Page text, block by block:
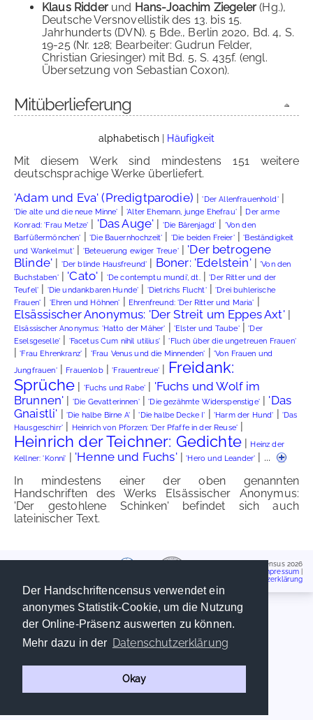
Der Handschriftencensus verwendet ein
anonymes Statistik-Cookie, um die Nutzung
der Online-Präsenz auswerten zu können.
Mehr dazu in der Datenschutzerklärung
Okay
Klaus Ridderund Hans-Joachim Ziegeler(Hg.),
Deutsche Versnovellistik des 13. bis 15.
Jahrhunderts (DVN). 5 Bde., Berlin 2020, Bd. 4, S.
19-25 (Nr. 128; Bearbeiter: Gudrun Felder,
Christian Griesinger) mit Bd. 5, S. 435f. (engl.
Übersetzung von Sebastian Coxon).
Mitüberlieferung
alphabetisch| Häufigkeit
Mit diesem Werk sind mindestens 151 weitere
deutschsprachige Werke überliefert.
'Adam und Eva' (Predigtparodie) |'Der Allenfrauenhold'|
'Die alte und die neue Minne' |'Alter Ehemann, junge Ehefrau'| Der arme
Konrad: 'Frau Metze' | 'Das Auge' | 'Die Bärenjagd' | 'Von den
Barfüßermönchen' |'Die Bauernhochzeit' | 'Die beiden Freier'|'Beständigkeit
und Wankelmut' | 'Beteuerung ewiger Treue'| 'Der betrogene
Blinde' | 'Der blinde Hausfreund' | Boner: 'Edelstein'|'Von den
Buchstaben'| 'Cato' | 'De contemptu mundi', dt.|'Der Ritter und der
Teufel' | 'Die undankbaren Hunde' | 'Dietrichs Flucht'|'Drei buhlerische
Frauen' | 'Ehren und Höhnen' | Ehrenfreund: 'Der Ritter und Maria' |
Elsässischer Anonymus: 'Der Streit um Eppes Axt'|
Elsässischer Anonymus: 'Hatto der Mäher' | 'Elster und Taube'|'Der
Eselsgeselle' | 'Facetus Cum nihil utilius'|'Fluch über die ungetreuen Frauen'
|'Frau Ehrenkranz' | 'Frau Venus und die Minnenden' | 'Von Frauen und
Jungfrauen'| Frauenlob|'Frauentreue' | Freidank:
Sprüche | 'Fuchs und Rabe' | 'Fuchs und Wolf im
Brunnen' | 'Die Gevatterinnen'|'Die gezähmte Widerspenstige'| 'Das
Gnaistli' | 'Die halbe Birne A'|'Die halbe Decke I' | 'Harm der Hund' | 'Das
Hausgeschirr' | Heinrich von Pforzen: 'Der Pfaffe in der Reuse' |
Heinrich der Teichner: Gedichte| Heinz der
Kellner: 'Konni' | 'Henne und Fuchs'|'Hero und Leander' | ...
In mindestens einer der oben genannten
Handschriften des Werks Elsässischer Anonymus:
'Der gestohlene Schinken' befindet sich auch
lateinischer Text.
Handschriftencensus 2026
Impressum
Datenschutzerklärung